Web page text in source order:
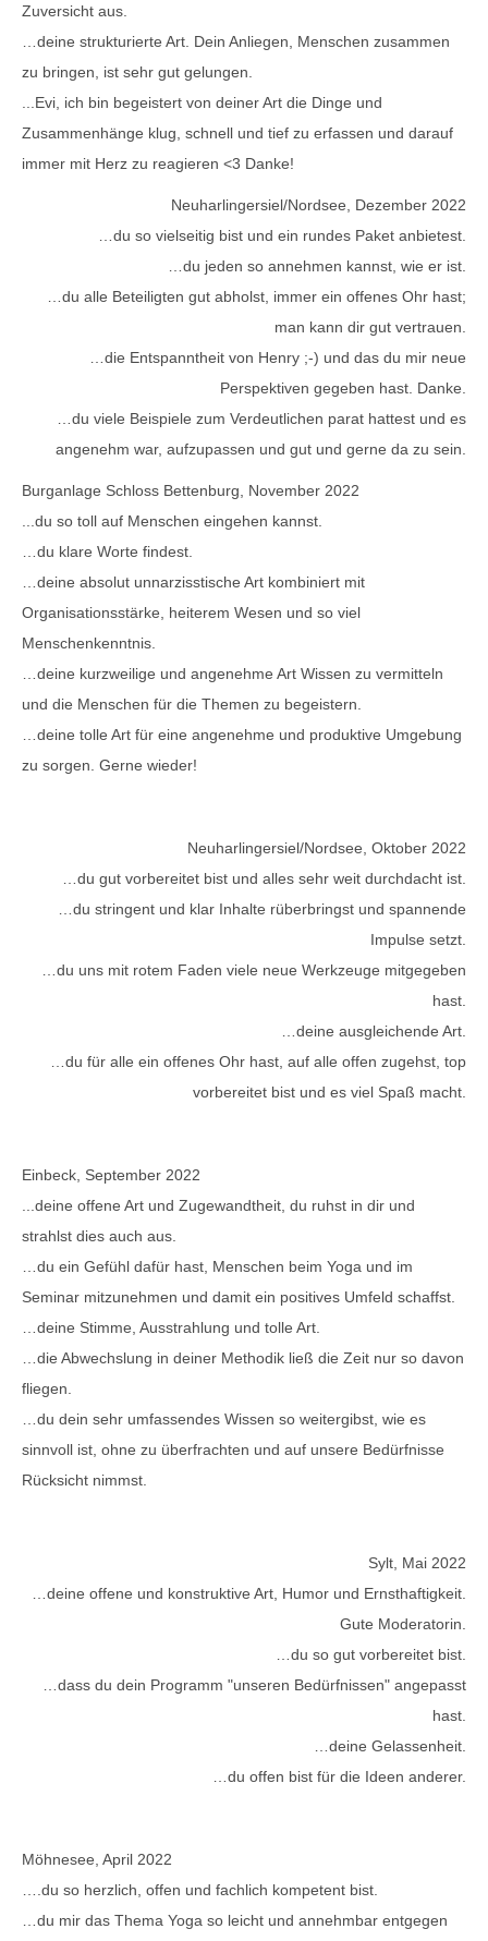
Zuversicht aus.
…deine strukturierte Art. Dein Anliegen, Menschen zusammen
zu bringen, ist sehr gut gelungen.
...Evi, ich bin begeistert von deiner Art die Dinge und
Zusammenhänge klug, schnell und tief zu erfassen und darauf
immer mit Herz zu reagieren <3 Danke!
Neuharlingersiel/Nordsee, Dezember 2022
…du so vielseitig bist und ein rundes Paket anbietest.
…du jeden so annehmen kannst, wie er ist.
…du alle Beteiligten gut abholst, immer ein offenes Ohr hast;
man kann dir gut vertrauen.
…die Entspanntheit von Henry ;-) und das du mir neue
Perspektiven gegeben hast. Danke.
…du viele Beispiele zum Verdeutlichen parat hattest und es
angenehm war, aufzupassen und gut und gerne da zu sein.
Burganlage Schloss Bettenburg, November 2022
...du so toll auf Menschen eingehen kannst.
…du klare Worte findest.
…deine absolut unnarzisstische Art kombiniert mit
Organisationsstärke, heiterem Wesen und so viel
Menschenkenntnis.
…deine kurzweilige und angenehme Art Wissen zu vermitteln
und die Menschen für die Themen zu begeistern.
…deine tolle Art für eine angenehme und produktive Umgebung
zu sorgen. Gerne wieder!
Neuharlingersiel/Nordsee, Oktober 2022
…du gut vorbereitet bist und alles sehr weit durchdacht ist.
…du stringent und klar Inhalte rüberbringst und spannende
Impulse setzt.
…du uns mit rotem Faden viele neue Werkzeuge mitgegeben
hast.
…deine ausgleichende Art.
…du für alle ein offenes Ohr hast, auf alle offen zugehst, top
vorbereitet bist und es viel Spaß macht.
Einbeck, September 2022
...deine offene Art und Zugewandtheit, du ruhst in dir und
strahlst dies auch aus.
…du ein Gefühl dafür hast, Menschen beim Yoga und im
Seminar mitzunehmen und damit ein positives Umfeld schaffst.
…deine Stimme, Ausstrahlung und tolle Art.
…die Abwechslung in deiner Methodik ließ die Zeit nur so davon
fliegen.
…du dein sehr umfassendes Wissen so weitergibst, wie es
sinnvoll ist, ohne zu überfrachten und auf unsere Bedürfnisse
Rücksicht nimmst.
Sylt, Mai 2022
…deine offene und konstruktive Art, Humor und Ernsthaftigkeit.
Gute Moderatorin.
…du so gut vorbereitet bist.
…dass du dein Programm "unseren Bedürfnissen" angepasst
hast.
…deine Gelassenheit.
…du offen bist für die Ideen anderer.
Möhnesee, April 2022
….du so herzlich, offen und fachlich kompetent bist.
…du mir das Thema Yoga so leicht und annehmbar entgegen